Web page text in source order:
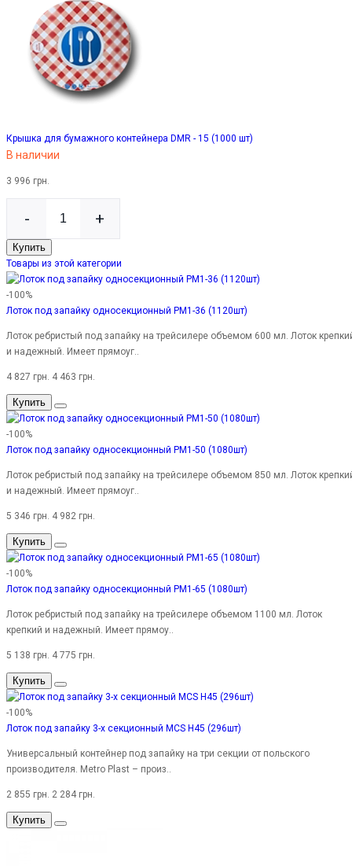
Крышка для бумажного контейнера DMR - 15 (1000 шт)
В наличии
3 996 грн.
- +
Купить
Товары из этой категории
-100%
Лоток под запайку односекционный PM1-36 (1120шт)
Лоток ребристый под запайку на трейсилере объемом 600 мл. Лоток
и надежный. Имеет прямоуг..
4 827 грн. 4 463 грн.
Купить
-100%
Лоток под запайку односекционный PM1-50 (1080шт)
Лоток ребристый под запайку на трейсилере объемом 850 мл. Лоток
и надежный. Имеет прямоуг..
5 346 грн. 4 982 грн.
Купить
-100%
Лоток под запайку односекционный PM1-65 (1080шт)
Лоток ребристый под запайку на трейсилере объемом 1100 мл. Лоток
крепкий и надежный. Имеет прямоу..
5 138 грн. 4 775 грн.
Купить
-100%
Лоток под запайку 3-х секционный MCS H45 (296шт)
Универсальный контейнер под запайку на три секции от польского
производителя. Metro Plast – произ..
2 855 грн. 2 284 грн.
Купить